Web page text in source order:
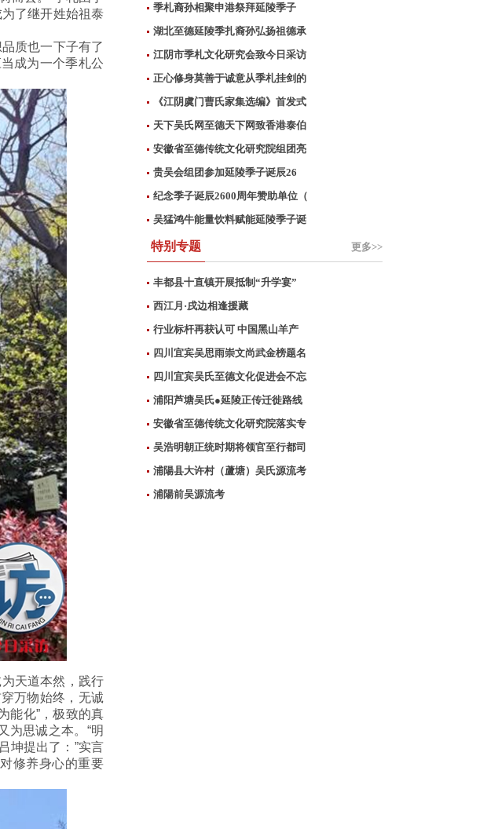
了继开姓始祖泰
质也一下子有了
成为一个季札公
天道本然，践行
万物始终，无诚
能化”，极致的真
为思诚之本。“明
坤提出了：”实言
修养身心的重要
季札裔孙相聚申港祭拜延陵季子
湖北至德延陵季扎裔孙弘扬祖德承
江阴市季札文化研究会致今日采访
正心修身莫善于诚意从季札挂剑的
《江阴虞门曹氏家集选编》首发式
天下吴氏网至德天下网致香港泰伯
安徽省至德传统文化研究院组团亮
贵吴会组团参加延陵季子诞辰26
纪念季子诞辰2600周年赞助单位（
吴猛鸿牛能量饮料赋能延陵季子诞
特别专题 更多>>
丰都县十直镇开展抵制“升学宴”
西江月·戌边相逢援藏
行业标杆再获认可 中国黑山羊产
四川宜宾吴思雨崇文尚武金榜题名
四川宜宾吴氏至德文化促进会不忘
浦阳芦塘吴氏●延陵正传迁徙路线
安徽省至德传统文化研究院落实专
吴浩明朝正统时期将领官至行都司
浦陽县大许村（蘆塘）吴氏源流考
浦陽前吴源流考